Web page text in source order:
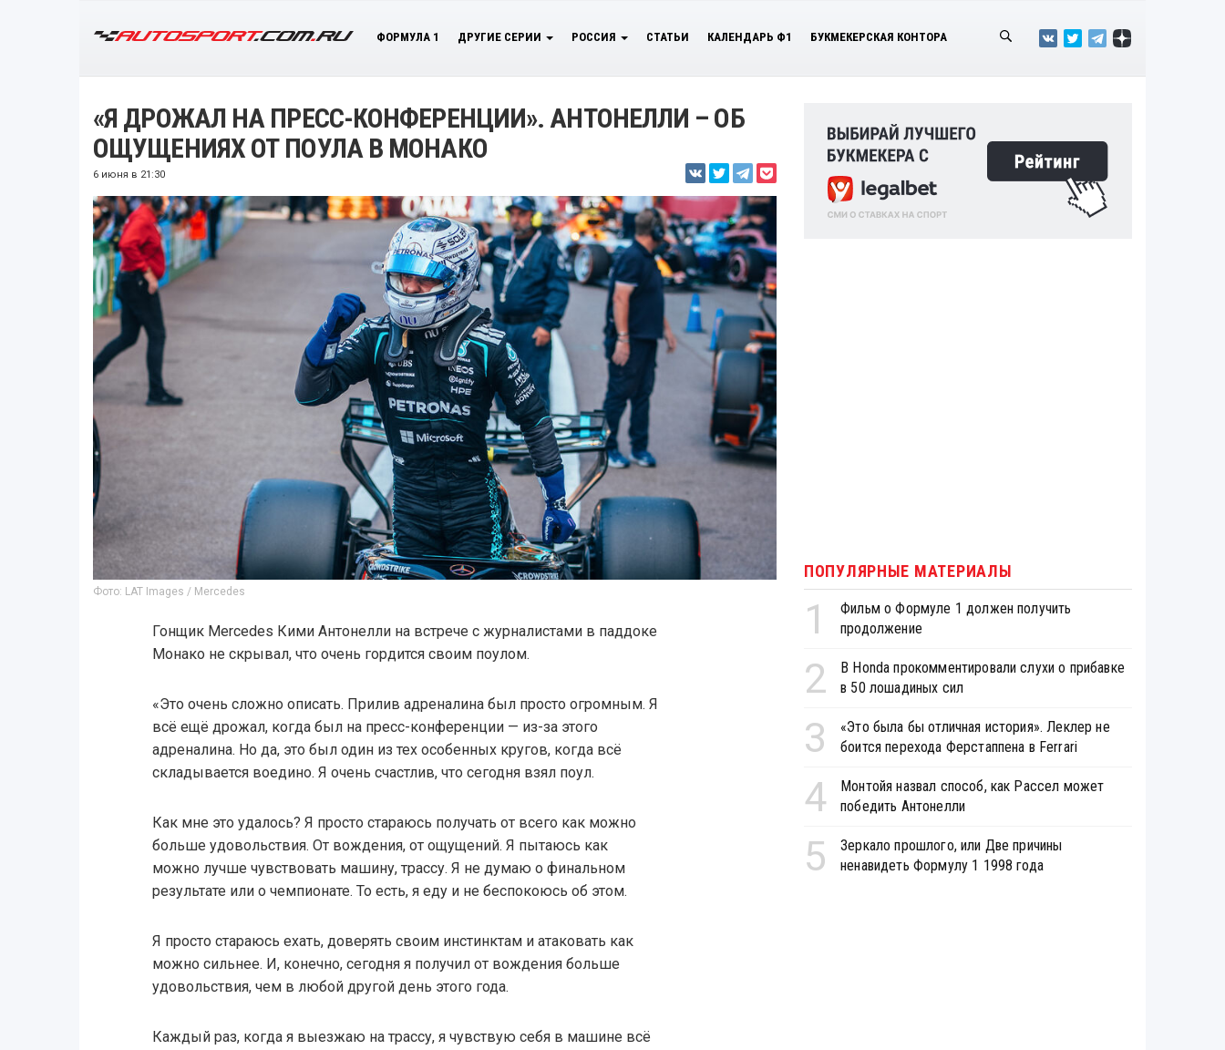
ФОРМУЛА 1 ДРУГИЕ СЕРИИ РОССИЯ СТАТЬИ КАЛЕНДАРЬ Ф1 БУКМЕКЕРСКАЯ КОНТОРА
«Я ДРОЖАЛ НА ПРЕСС-КОНФЕРЕНЦИИ». АНТОНЕЛЛИ – ОБ
ОЩУЩЕНИЯХ ОТ ПОУЛА В МОНАКО
6 июня в 21:30
Фото: LAT Images / Mercedes
Гонщик Mercedes Кими Антонелли на встрече с журналистами в паддоке
Монако не скрывал, что очень гордится своим поулом.
«Это очень сложно описать. Прилив адреналина был просто огромным. Я
всё ещё дрожал, когда был на пресс-конференции — из-за этого
адреналина. Но да, это был один из тех особенных кругов, когда всё
складывается воедино. Я очень счастлив, что сегодня взял поул.
Как мне это удалось? Я просто стараюсь получать от всего как можно
больше удовольствия. От вождения, от ощущений. Я пытаюсь как
можно лучше чувствовать машину, трассу. Я не думаю о финальном
результате или о чемпионате. То есть, я еду и не беспокоюсь об этом.
Я просто стараюсь ехать, доверять своим инстинктам и атаковать как
можно сильнее. И, конечно, сегодня я получил от вождения больше
удовольствия, чем в любой другой день этого года.
Каждый раз, когда я выезжаю на трассу, я чувствую себя в машине всё
ПОПУЛЯРНЫЕ МАТЕРИАЛЫ
1
Фильм о Формуле 1 должен получить
продолжение
2
В Honda прокомментировали слухи о прибавке
в 50 лошадиных сил
3
«Это была бы отличная история». Леклер не
боится перехода Ферстаппена в Ferrari
4
Монтойя назвал способ, как Рассел может
победить Антонелли
5
Зеркало прошлого, или Две причины
ненавидеть Формулу 1 1998 года